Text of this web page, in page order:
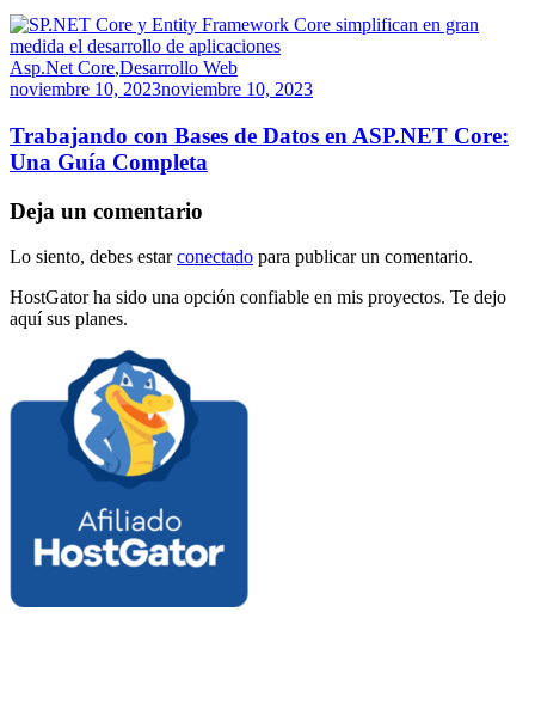
Asp.Net Core,Desarrollo Web
noviembre 10, 2023noviembre 10, 2023
Trabajando con Bases de Datos en ASP.NET Core:
Una Guía Completa
Deja un comentario
Lo siento, debes estarconectado para publicar un comentario.
HostGator ha sido una opción confiable en mis proyectos. Te dejo
aquí sus planes.